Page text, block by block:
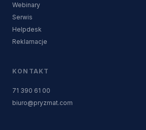
Webinary
Serwis
Helpdesk
Reklamacje
KONTAKT
71 390 61 00
biuro@pryzmat.com